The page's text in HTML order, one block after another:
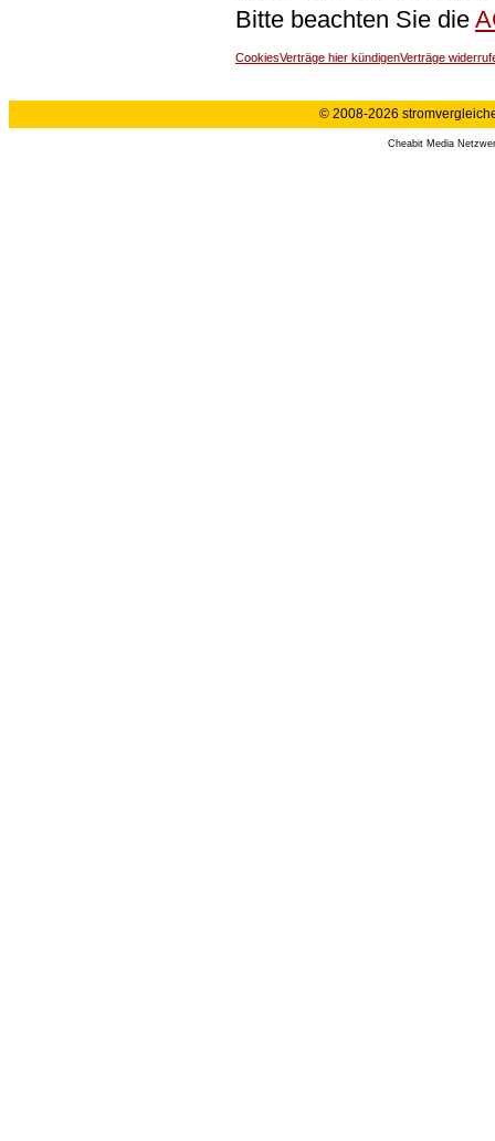
Bitte beachten Sie die
CookiesVerträge hier kündigenVerträge
© 2008-2026
Cheabit Media